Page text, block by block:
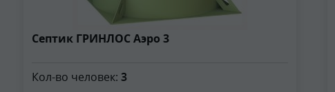
Септик ГРИНЛОС Аэро 3
Кол-во человек: 3